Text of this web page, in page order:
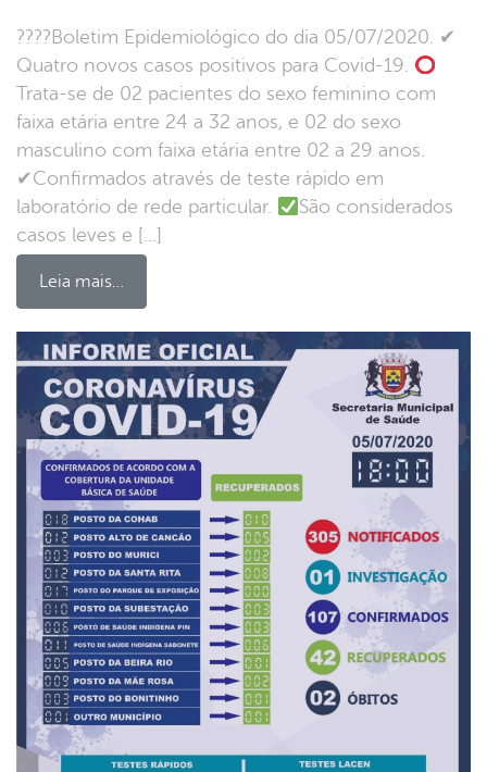
????Boletim Epidemiológico do dia 05/07/2020. ✔
Quatro novos casos positivos para Covid-19.
Trata-se de 02 pacientes do sexo feminino com
faixa etária entre 24 a 32 anos, e 02 do sexo
masculino com faixa etária entre 02 a 29 anos.
✔Confirmados através de teste rápido em
laboratório de rede particular.
São considerados
casos leves e […]
Leia mais…